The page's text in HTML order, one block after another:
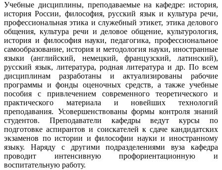
Учебные дисциплины, преподаваемые на кафедре: история,
история России, философия, русский язык и культура речи,
профессиональная этика и служебный этикет, этика делового
общения, культура речи и деловое общение, культурология,
история и философия науки, педагогика, профессиональное
самообразование, история и методология науки, иностранные
языки (английский, немецкий, французский, латинский),
русский язык, литература, родная литература и др. По всем
дисциплинам разработаны и актуализированы рабочие
программы и фонды оценочных средств, а также учебные
пособия с привлечением современного теоретического и
практического материала и новейших технологий
преподавания. Усовершенствованы формы контроля знаний
студентов. Преподаватели кафедры ведут курсы по
подготовке аспирантов и соискателей к сдаче кандидатских
экзаменов по истории и философии науки и иностранному
языку. Наряду с другими подразделениями вуза кафедра
проводит интенсивную профориентационную и
воспитательную работу.